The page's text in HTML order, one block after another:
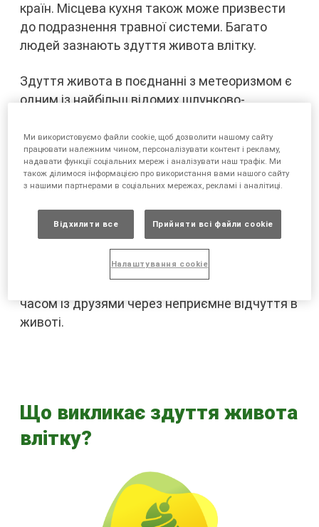
країн. Місцева кухня також може призвести
до подразнення травної системи. Багато
людей зазнають здуття живота влітку.
Здуття живота в поєднанні з метеоризмом є
одним із найбільш відомих шлунково-
лікаря. Але люди часто мовчать про ці
симптоми через сором або ігнорують їх,
оскільки пацієнти та лікарі не сприймають цей
стан як справжню проблему. У той самий час
справді багато людей страждають від болю
та соціального дискомфорту, спричинених
здуттям живота і метеоризмом. Вони можуть
почуватись незручно в своїх обтягуючих
часом із друзями через неприємне відчуття в
животі.
Що викликає здуття живота
влітку?
Ми використовуємо файли cookie, щоб дозволити нашому сайту
працювати належним чином, персоналізувати контент і рекламу,
надавати функції соціальних мереж і аналізувати наш трафік. Ми
також ділимося інформацією про використання вами нашого сайту
з нашими партнерами в соціальних мережах, рекламі і аналітиці.
Відхилити все Прийняти всі файли сookie
Налаштування cookie